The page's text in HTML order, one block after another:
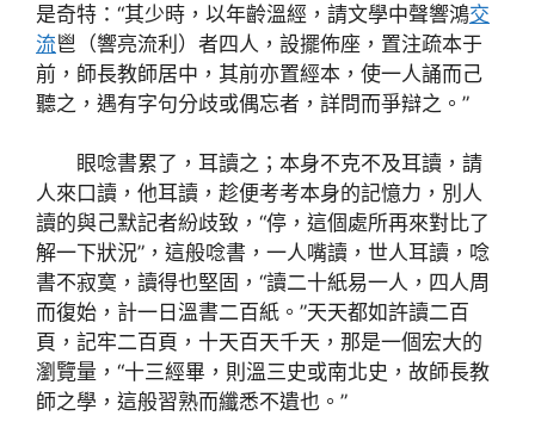
是奇特：“其少時，以年齡溫經，請文學中聲響鴻交
流鬯（響亮流利）者四人，設擺佈座，置注疏本于
前，師長教師居中，其前亦置經本，使一人誦而己
聽之，遇有字句分歧或偶忘者，詳問而爭辯之。”
眼唸書累了，耳讀之；本身不克不及耳讀，請
人來口讀，他耳讀，趁便考考本身的記憶力，別人
讀的與己默記者紛歧致，“停，這個處所再來對比了
解一下狀況”，這般唸書，一人嘴讀，世人耳讀，唸
書不寂寞，讀得也堅固，“讀二十紙易一人，四人周
而復始，計一日溫書二百紙。”天天都如許讀二百
頁，記牢二百頁，十天百天千天，那是一個宏大的
瀏覽量，“十三經畢，則溫三史或南北史，故師長教
師之學，這般習熟而纖悉不遺也。”